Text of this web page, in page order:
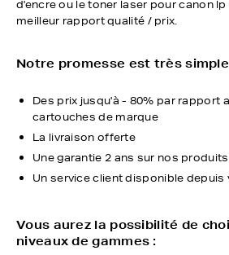
d'encre ou le toner laser pour canon
meilleur rapport qualité / prix.
Notre promesse est très
Des prix jusqu'à - 80% par rapport
cartouches de marque
La livraison offerte
Une garantie 2 ans sur nos
Un service client disponible
Vous aurez la possibilité de
niveaux de gammes :